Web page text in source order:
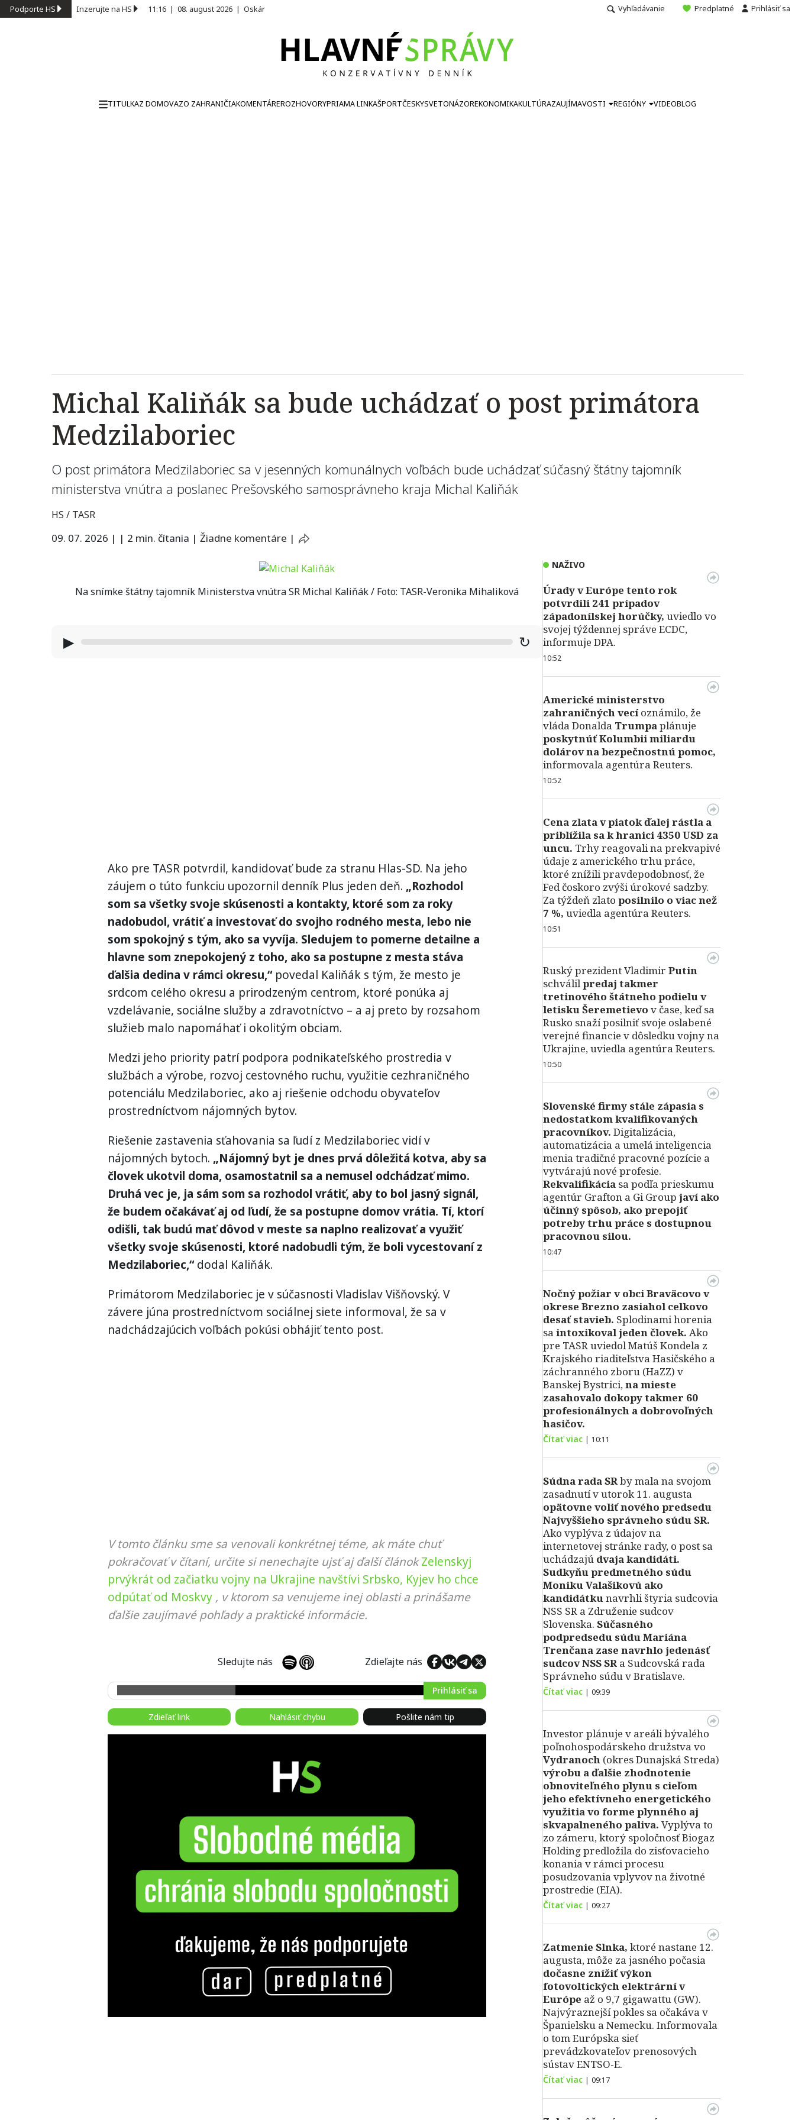
Podporte HS Inzerujte na HS 11:16 | 08. august 2026 | Oskár Vyhľadávanie Predplatné Prihlásiť sa
TITULKAZ DOMOVAZO ZAHRANIČIAKOMENTÁREROZHOVORYPRIAMA LINKAŠPORTČESKYSVETONÁZOREKONOMIKAKULTÚRAZAUJÍMAVOSTI REGIÓNY VIDEOBLOG
Michal Kaliňák sa bude uchádzať o post primátora
Medzilaboriec
O post primátora Medzilaboriec sa v jesenných komunálnych voľbách bude uchádzať súčasný štátny tajomník
ministerstva vnútra a poslanec Prešovského samosprávneho kraja Michal Kaliňák
HS / TASR
09. 07. 2026 | | 2 min. čítania | Žiadne komentáre |
Na snímke štátny tajomník Ministerstva vnútra SR Michal Kaliňák / Foto: TASR-Veronika Mihaliková
▶ ↻
Ako pre TASR potvrdil, kandidovať bude za stranu Hlas-SD. Na jeho
záujem o túto funkciu upozornil denník Plus jeden deň. „Rozhodol
som sa všetky svoje skúsenosti a kontakty, ktoré som za roky
nadobudol, vrátiť a investovať do svojho rodného mesta, lebo nie
som spokojný s tým, ako sa vyvíja. Sledujem to pomerne detailne a
hlavne som znepokojený z toho, ako sa postupne z mesta stáva
ďalšia dedina v rámci okresu,“povedal Kaliňák s tým, že mesto je
srdcom celého okresu a prirodzeným centrom, ktoré ponúka aj
vzdelávanie, sociálne služby a zdravotníctvo – a aj preto by rozsahom
služieb malo napomáhať i okolitým obciam.
Medzi jeho priority patrí podpora podnikateľského prostredia v
službách a výrobe, rozvoj cestovného ruchu, využitie cezhraničného
potenciálu Medzilaboriec, ako aj riešenie odchodu obyvateľov
prostredníctvom nájomných bytov.
Riešenie zastavenia sťahovania sa ľudí z Medzilaboriec vidí v
nájomných bytoch. „Nájomný byt je dnes prvá dôležitá kotva, aby sa
človek ukotvil doma, osamostatnil sa a nemusel odchádzať mimo.
Druhá vec je, ja sám som sa rozhodol vrátiť, aby to bol jasný signál,
že budem očakávať aj od ľudí, že sa postupne domov vrátia. Tí, ktorí
odišli, tak budú mať dôvod v meste sa naplno realizovať a využiť
všetky svoje skúsenosti, ktoré nadobudli tým, že boli vycestovaní z
Medzilaboriec,“dodal Kaliňák.
Primátorom Medzilaboriec je v súčasnosti Vladislav Višňovský. V
závere júna prostredníctvom sociálnej siete informoval, že sa v
nadchádzajúcich voľbách pokúsi obhájiť tento post.
V tomto článku sme sa venovali konkrétnej téme, ak máte chuť
pokračovať v čítaní, určite si nenechajte ujsť aj ďalší článok Zelenskyj
prvýkrát od začiatku vojny na Ukrajine navštívi Srbsko, Kyjev ho chce
odpútať od Moskvy , v ktorom sa venujeme inej oblasti a prinášame
ďalšie zaujímavé pohľady a praktické informácie.
Sledujte nás Zdieľajte nás
Prihlásiť sa
Zdieľať link Nahlásiť chybu Pošlite nám tip
NAŽIVO
Úrady v Európe tento rok
potvrdili 241 prípadov
západonílskej horúčky, uviedlo vo
svojej týždennej správe ECDC,
informuje DPA.
10:52
Americké ministerstvo
zahraničných vecí oznámilo, že
vláda Donalda Trumpaplánuje
poskytnúť Kolumbii miliardu
dolárov na bezpečnostnú pomoc,
informovala agentúra Reuters.
10:52
Cena zlata v piatok ďalej rástla a
priblížila sa k hranici 4350 USD za
uncu. Trhy reagovali na prekvapivé
údaje z amerického trhu práce,
ktoré znížili pravdepodobnosť, že
Fed čoskoro zvýši úrokové sadzby.
Za týždeň zlato posilnilo o viac než
7 %, uviedla agentúra Reuters.
10:51
Ruský prezident Vladimir Putin
schválilpredaj takmer
tretinového štátneho podielu v
letisku Šeremetievo v čase, keď sa
Rusko snaží posilniť svoje oslabené
verejné financie v dôsledku vojny na
Ukrajine, uviedla agentúra Reuters.
10:50
Slovenské firmy stále zápasia s
nedostatkom kvalifikovaných
pracovníkov. Digitalizácia,
automatizácia a umelá inteligencia
menia tradičné pracovné pozície a
vytvárajú nové profesie.
Rekvalifikácia sa podľa prieskumu
agentúr Grafton a Gi Group javí ako
účinný spôsob, ako prepojiť
potreby trhu práce s dostupnou
pracovnou silou.
10:47
Nočný požiar v obci Braväcovo v
okrese Brezno zasiahol celkovo
desať stavieb. Splodinami horenia
sa intoxikoval jeden človek. Ako
pre TASR uviedol Matúš Kondela z
Krajského riaditeľstva Hasičského a
záchranného zboru (HaZZ) v
Banskej Bystrici,na mieste
zasahovalo dokopy takmer 60
profesionálnych a dobrovoľných
hasičov.
Čítať viac | 10:11
Súdna rada SRby mala na svojom
zasadnutí v utorok 11. augusta
opätovne voliť nového predsedu
Najvyššieho správneho súdu SR.
Ako vyplýva z údajov na
internetovej stránke rady, o post sa
uchádzajú dvaja kandidáti.
Sudkyňu predmetného súdu
Moniku Valašikovú ako
kandidátkunavrhli štyria sudcovia
NSS SR a Združenie sudcov
Slovenska. Súčasného
podpredsedu súdu Mariána
Trenčana zase navrhlo jedenásť
sudcov NSS SR a Sudcovská rada
Správneho súdu v Bratislave.
Čítať viac | 09:39
Investor plánuje v areáli bývalého
poľnohospodárskeho družstva vo
Vydranoch (okres Dunajská Streda)
výrobu a ďalšie zhodnotenie
obnoviteľného plynu s cieľom
jeho efektívneho energetického
využitia vo forme plynného aj
skvapalneného paliva. Vyplýva to
zo zámeru, ktorý spoločnosť Biogaz
Holding predložila do zisťovacieho
konania v rámci procesu
posudzovania vplyvov na životné
prostredie (EIA).
Čítať viac | 09:27
Zatmenie Slnka, ktoré nastane 12.
augusta, môže za jasného počasia
dočasne znížiť výkon
fotovoltických elektrární v
Európe až o 9,7 gigawattu (GW).
Najvýraznejší pokles sa očakáva v
Španielsku a Nemecku. Informovala
o tom Európska sieť
prevádzkovateľov prenosových
sústav ENTSO-E.
Čítať viac | 09:17